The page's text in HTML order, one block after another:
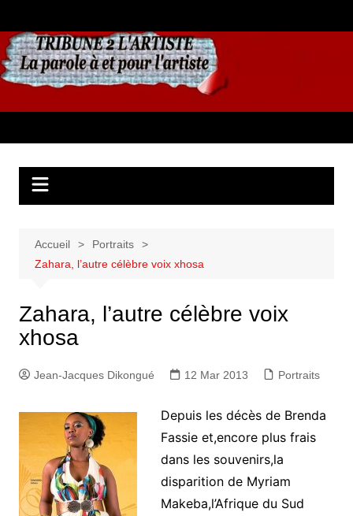
au
contenu
Accueil
Portraits
Zahara, l’autre célèbre voix xhosa
Zahara, l’autre célèbre voix
xhosa
Jean-Jacques Dikongué 12 Mar 2013 Portraits
Depuis les décès de Brenda
Fassie et,encore plus frais
dans les souvenirs,la
disparition de Myriam
Makeba,l’Afrique du Sud